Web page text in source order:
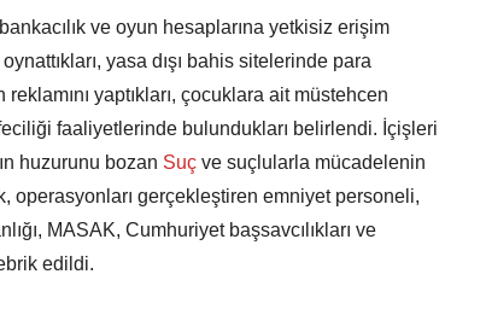
ve oyun hesaplarına yetkisiz erişim
yasa dışı bahis sitelerinde para
yaptıkları, çocuklara ait müstehcen
faaliyetlerinde bulundukları belirlendi. İçişleri
huzurunu bozan Suç ve suçlularla mücadelenin
operasyonları gerçekleştiren emniyet personeli,
MASAK, Cumhuriyet başsavcılıkları ve
edildi.